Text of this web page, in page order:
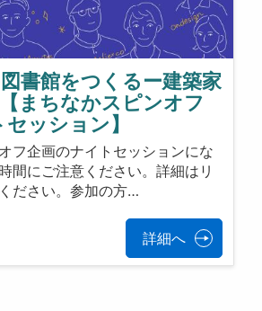
書館をつくるー建築家
まちなかスピンオフ
ッション】
フ企画のナイトセッションにな
間にご注意ください。詳細はリ
ださい。参加の方…
詳細へ